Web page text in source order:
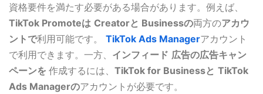
資格要件を満たす必要がある場合があります。例えば、
TikTok Promoteは Creatorと Businessの両方のアカウ
ントで利用可能です。 TikTok Ads Managerアカウント
で利用できます。一方、 インフィード 広告の広告キャン
ペーンを 作成するには、 TikTok for Businessと TikTok
Ads Managerのアカウントが必要です。